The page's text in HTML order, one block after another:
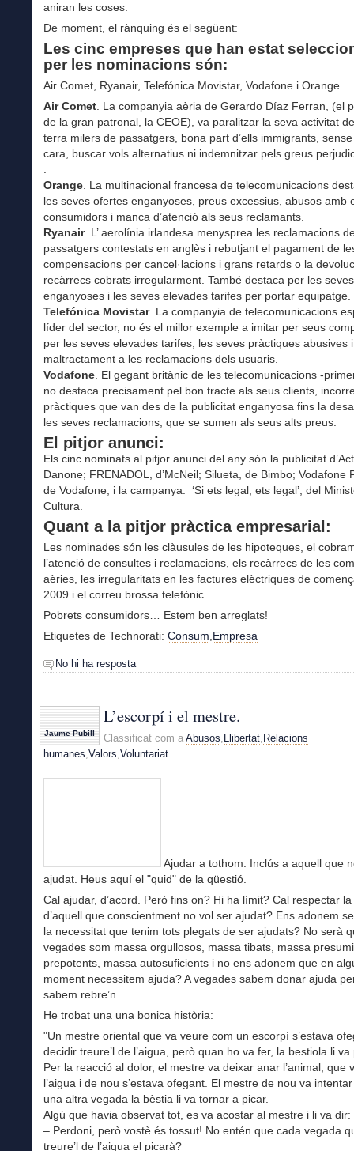
aniran les coses.
De moment, el rànquing és el següent:
Les cinc empreses que han estat
per les nominacions són:
Air Comet, Ryanair, Telefónica Movistar, Vodafone i Orange.
Air Comet . La companyia aèria de Gerardo Díaz Ferran, (el
de la gran patronal, la CEOE), va paralitzar la seva activitat
terra milers de passatgers, bona part d’ells immigrants,
cara, buscar vols alternatius ni indemnitzar pels greus
Orange . La multinacional francesa de telecomunicacions
les seves ofertes enganyoses, preus excessius, abusos amb
consumidors i manca d’atenció als seus reclamants.
Ryanair. L’ aerolínia irlandesa menysprea les reclamacions
passatgers contestats en anglès i rebutjant el pagament de
compensacions per cancel·lacions i grans retards o la
recàrrecs cobrats irregularment. També destaca per les
enganyoses i les seves elevades tarifes per portar equipatge.
Telefónica Movistar. La companyia de telecomunicacions
líder del sector, no és el millor exemple a imitar per seus
per les seves elevades tarifes, les seves pràctiques abusives
maltractament a les reclamacions dels usuaris.
Vodafone . El gegant britànic de les telecomunicacions -
no destaca precisament pel bon tracte als seus clients,
pràctiques que van des de la publicitat enganyosa fins la
les seves reclamacions, que se sumen als seus alts preus.
El pitjor anunci:
Els cinc nominats al pitjor anunci del any són la publicitat
Danone; FRENADOL, d’McNeil; Silueta, de Bimbo; Vodafone
de Vodafone, i la campanya: ‘Si ets legal, ets legal’, del
Cultura.
Quant a la pitjor pràctica empresarial:
Les nominades són les clàusules de les hipoteques, el
l’atenció de consultes i reclamacions, els recàrrecs de les
aèries, les irregularitats en les factures elèctriques de
2009 i el correu brossa telefònic.
Pobrets consumidors… Estem ben arreglats!
Etiquetes de Technorati: Consum Empresa
No hi ha resposta
Jaume Pubill
L’escorpí i el mestre.
Classificat com a Abusos Llibertat Relacions
humanes Valors Voluntariat
Ajudar a tothom. Inclús a aquell que
ajudat. Heus aquí el "quid" de la qüestió.
Cal ajudar, d’acord. Però fins on? Hi ha límit? Cal respectar
d’aquell que conscientment no vol ser ajudat? Ens adonem
la necessitat que tenim tots plegats de ser ajudats? No serà
vegades som massa orgullosos, massa tibats, massa
prepotents, massa autosuficients i no ens adonem que en
moment necessitem ajuda? A vegades sabem donar ajuda
sabem rebre’n…
He trobat una una bonica història:
"Un mestre oriental que va veure com un escorpí s’estava
decidir treure’l de l’aigua, però quan ho va fer, la bestiola li va
Per la reacció al dolor, el mestre va deixar anar l’animal, que
l’aigua i de nou s’estava ofegant. El mestre de nou va intentar
una altra vegada la bèstia li va tornar a picar.
Algú que havia observat tot, es va acostar al mestre i li va dir:
– Perdoni, però vostè és tossut! No entén que cada vegada
treure’l de l’aigua el picarà?